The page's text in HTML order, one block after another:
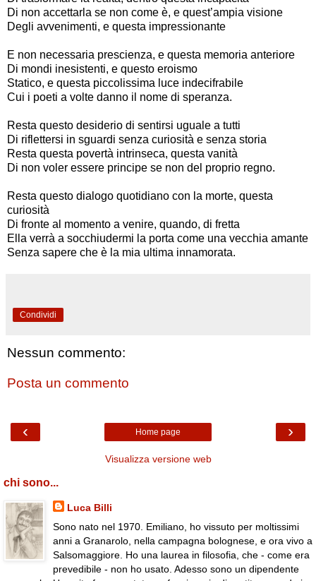
Di non accettarla se non come è, e quest’ampia visione
Degli avvenimenti, e questa impressionante
E non necessaria prescienza, e questa memoria anteriore
Di mondi inesistenti, e questo eroismo
Statico, e questa piccolissima luce indecifrabile
Cui i poeti a volte danno il nome di speranza.
Resta questo desiderio di sentirsi uguale a tutti
Di riflettersi in sguardi senza curiosità e senza storia
Resta questa povertà intrinseca, questa vanità
Di non voler essere principe se non del proprio regno.
Resta questo dialogo quotidiano con la morte, questa
curiosità
Di fronte al momento a venire, quando, di fretta
Ella verrà a socchiudermi la porta come una vecchia amante
Senza sapere che è la mia ultima innamorata.
Condividi
Nessun commento:
Posta un commento
‹ ›
Home page
Visualizza versione web
chi sono...
Luca Billi
Sono nato nel 1970. Emiliano, ho vissuto per moltissimi
anni a Granarolo, nella campagna bolognese, e ora vivo a
Salsomaggiore. Ho una laurea in filosofia, che - come era
prevedibile - non ho usato. Adesso sono un dipendente